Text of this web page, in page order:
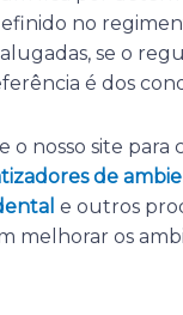
no
se o
é dos
o nosso site para
de
e outros
melhorar os